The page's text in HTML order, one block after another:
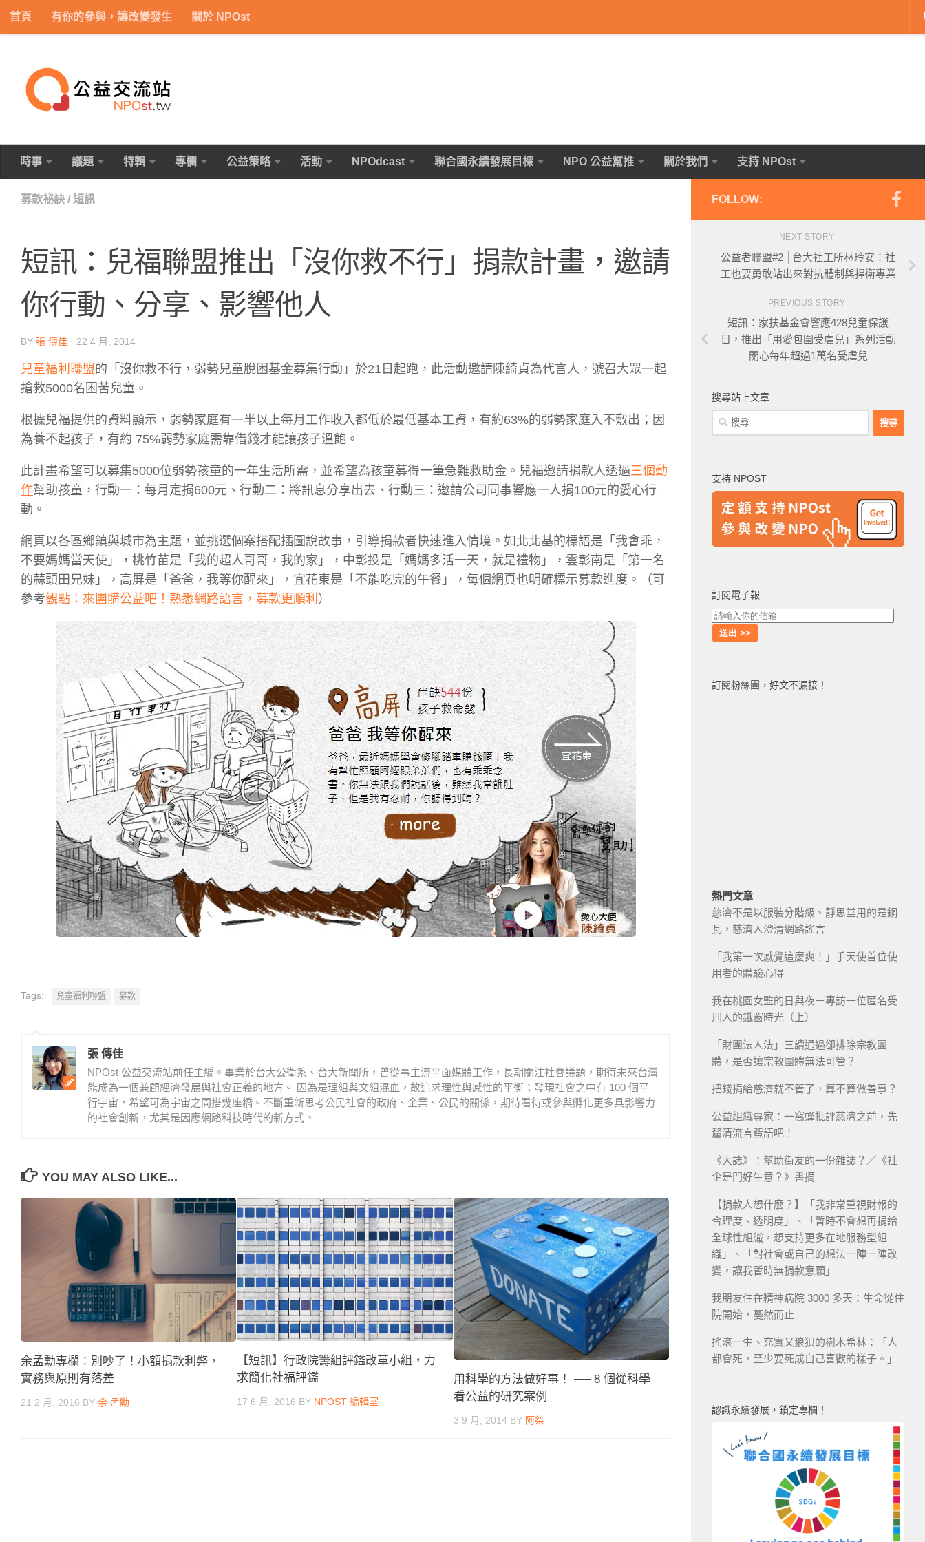
Skip to content
首頁 有你的參與，讓改變發生 關於 NPOst
時事 議題 特輯 專欄 公益策略 活動 NPOdcast 聯合國永續發展目標 NPO 公益幫推 關於我們 支持 NPOst
募款祕訣 / 短訊
短訊：兒福聯盟推出「沒你救不行」捐款計畫，邀請
你行動、分享、影響他人
BY 張 傳佳 · 22 4 月, 2014
兒童福利聯盟的「沒你救不行，弱勢兒童脫困基金募集行動」於21日起跑，此活動邀請陳綺貞為代言人，號召大眾一起
搶救5000名困苦兒童。
根據兒福提供的資料顯示，弱勢家庭有一半以上每月工作收入都低於最低基本工資，有約63%的弱勢家庭入不敷出；因
為養不起孩子，有約 75%弱勢家庭需靠借錢才能讓孩子溫飽。
此計畫希望可以募集5000位弱勢孩童的一年生活所需，並希望為孩童募得一筆急難救助金。兒福邀請捐款人透過三個動
作幫助孩童，行動一：每月定捐600元、行動二：將訊息分享出去、行動三：邀請公司同事響應一人捐100元的愛心行
動。
網頁以各區鄉鎮與城市為主題，並挑選個案搭配插圖說故事，引導捐款者快速進入情境。如北北基的標語是「我會乖，
不要媽媽當天使」，桃竹苗是「我的超人哥哥，我的家」，中彰投是「媽媽多活一天，就是禮物」，雲彰南是「第一名
的蒜頭田兄妹」，高屏是「爸爸，我等你醒來」，宜花東是「不能吃完的午餐」，每個網頁也明確標示募款進度。（可
參考觀點：來團購公益吧！熟悉網路語言，募款更順利 ）
Tags: 兒童福利聯盟 募款
張 傳佳
NPOst 公益交流站前任主編。畢業於台大公衛系、台大新聞所，曾從事主流平面媒體工作，長期關注社會議題，期待未來台灣
能成為一個兼顧經濟發展與社會正義的地方。 因為是理組與文組混血，故追求理性與感性的平衡；發現社會之中有 100 個平
行宇宙，希望可為宇宙之間搭幾座橋。不斷重新思考公民社會的政府、企業、公民的關係，期待看待或參與孵化更多具影響力
的社會創新，尤其是因應網路科技時代的新方式。
YOU MAY ALSO LIKE...
余孟勳專欄：別吵了！小額捐款利弊，
實務與原則有落差
21 2 月, 2016 BY 余 孟勳
【短訊】行政院籌組評鑑改革小組，力
求簡化社福評鑑
17 6 月, 2016 BY NPOST 編輯室
用科學的方法做好事！ ── 8 個從科學
看公益的研究案例
3 9 月, 2014BY 阿桀
FOLLOW:
NEXT STORY
公益者聯盟#2 │台大社工所林玲安：社
工也要勇敢站出來對抗體制與捍衛專業
PREVIOUS STORY
短訊：家扶基金會響應428兒童保護
日，推出「用愛包圍受虐兒」系列活動
關心每年超過1萬名受虐兒
搜尋站上文章
搜
尋
字:
支持 NPOST
訂閱電子報
訂閱粉絲團，好文不漏接！
熱門文章
慈濟不是以服裝分階級、靜思堂用的是銅
瓦，慈濟人澄清網路謠言
「我第一次感覺這麼爽！」手天使首位使
用者的體驗心得
我在桃園女監的日與夜－專訪一位匿名受
刑人的鐵窗時光（上）
「財團法人法」三讀通過卻排除宗教團
體，是否讓宗教團體無法可管？
把錢捐給慈濟就不管了，算不算做善事？
公益組織專家：一窩蜂批評慈濟之前，先
釐清流言蜚語吧！
《大誌》：幫助街友的一份雜誌？／《社
企是門好生意？》書摘
【捐款人想什麼？】「我非常重視財報的
合理度、透明度」、「暫時不會想再捐給
全球性組織，想支持更多在地服務型組
織」、「對社會或自己的想法一陣一陣改
變，讓我暫時無捐款意願」
我朋友住在精神病院 3000 多天：生命從住
院開始，戞然而止
搖滾一生、充實又狼狽的樹木希林：「人
都會死，至少要死成自己喜歡的樣子。」
認識永續發展，鎖定專欄！